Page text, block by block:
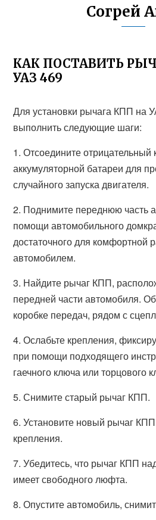
Согрей
КАК ПОСТАВИТЬ
УАЗ 469
Для установки рычага КПП на
выполнить следующие шаги:
1. Отсоедините
аккумуляторной батареи для
случайного запуска двигателя.
2. Поднимите переднюю часть
помощи автомобильного
достаточного для комфортной
автомобилем.
3. Найдите рычаг КПП,
передней части автомобиля.
коробке передач, рядом с
4. Ослабьте крепления,
при помощи подходящего
гаечного ключа или торцового
5. Снимите старый рычаг КПП.
6. Установите новый рычаг
крепления.
7. Убедитесь, что рычаг КПП
имеет свободного люфта.
8. Опустите автомобиль,